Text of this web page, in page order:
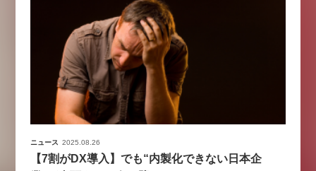
ニュース 2025.08.26
【7割がDX導入】でも“内製化できない日本企